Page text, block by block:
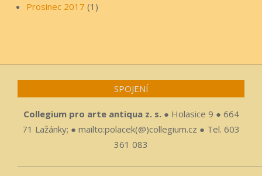
Prosinec 2017 (1)
SPOJENÍ
Collegium pro arte antiqua z. s. ● Holasice 9 ● 664
71 Lažánky; ● mailto:polacek(@)collegium.cz ● Tel. 603
361 083